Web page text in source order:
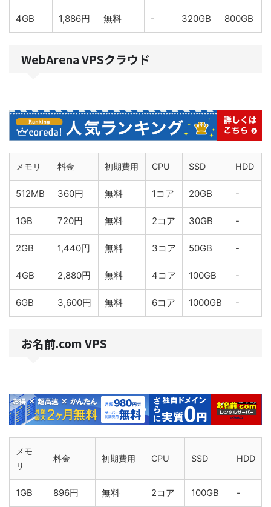
4GB 1,886円 無料 - 320GB 800GB
WebArena VPSクラウド
メモリ 料金 初期費用 CPU SSD HDD
512MB 360円 無料 1コア 20GB -
1GB 720円 無料 2コア 30GB -
2GB 1,440円 無料 3コア 50GB -
4GB 2,880円 無料 4コア 100GB -
6GB 3,600円 無料 6コア 1000GB -
お名前.com VPS
メモ
リ
料金 初期費用 CPU SSD HDD
1GB 896円 無料 2コア 100GB -